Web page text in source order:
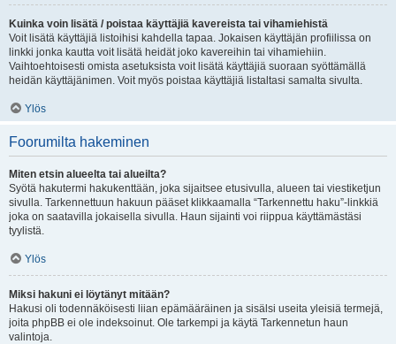
Kuinka voin lisätä / poistaa käyttäjiä kavereista tai vihamiehistä
Voit lisätä käyttäjiä listoihisi kahdella tapaa. Jokaisen käyttäjän profiilissa on
linkki jonka kautta voit lisätä heidät joko kavereihin tai vihamiehiin.
Vaihtoehtoisesti omista asetuksista voit lisätä käyttäjiä suoraan syöttämällä
heidän käyttäjänimen. Voit myös poistaa käyttäjiä listaltasi samalta sivulta.
Ylös
Foorumilta hakeminen
Miten etsin alueelta tai alueilta?
Syötä hakutermi hakukenttään, joka sijaitsee etusivulla, alueen tai viestiketjun
sivulla. Tarkennettuun hakuun pääset klikkaamalla “Tarkennettu haku”-linkkiä
joka on saatavilla jokaisella sivulla. Haun sijainti voi riippua käyttämästäsi
tyylistä.
Ylös
Miksi hakuni ei löytänyt mitään?
Hakusi oli todennäköisesti liian epämääräinen ja sisälsi useita yleisiä termejä,
joita phpBB ei ole indeksoinut. Ole tarkempi ja käytä Tarkennetun haun
valintoja.